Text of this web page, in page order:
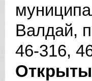
Валдай,
46-316,